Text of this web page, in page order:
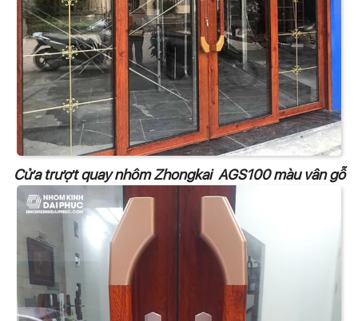
Cửa trượt quay nhôm Zhongkai AGS100 màu vân gỗ